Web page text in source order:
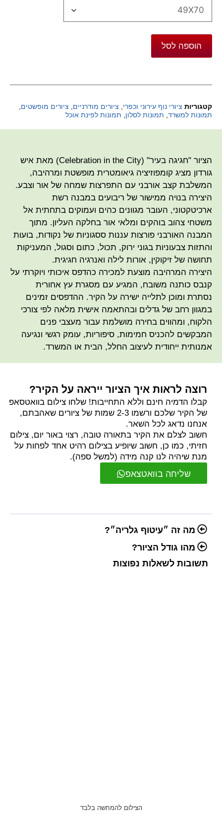
הוספה לסל
קטגוריות ציורי נוף עירוני וכפרי, ציורים מודרניים, ציורים מופשטים,
תמונות למשרד, תמונות לסלון, תמונות לפינת אוכל
הציור "חגיגה בעיר" (Celebration in the City) מאת איש
גורדון מציג קומפוזיציה גיאומטרית מופשטת ומרהיבה,
המשלבת קצב אורבני עם התפרצות שמחה של אור וצבע.
היצירה בנויה ממישור של ריבועים במבנה רשת
ארכיטקטוני, העובר מגוונים כהים ועמוקים בתחתית אל
משטחי צהוב בוהקים ומלאי אור בחלקה העליון. מתוך
המבנה האורבני פורצות עננות ססגוניות של נקודות, בועות
והתזות צבעוניות בגוני ירוק, תכול, כתום וסגול, המעניקות
תחושה של זיקוקין, אורות לילה ואנרגיה חגיגית.
היצירה המרהיבה מוצעת למכירה כהדפס איכותי ויוקרתי על
קנבס כותנה משובח, המגיע עם מסגרת עץ אחורית
נסתרת ומוכן לתלייה ישירה על הקיר. ההדפסים זמינים
במגוון רחב של גדלים ובהתאמה אישית מלאה לפי צורכי
הלקוח, ומהווים בחירה מושלמת עבור מעצבי פנים
המבקשים להכניס חמימות, סיפוריות, עומק רגשי ונגיעה
אמנותית ייחודית לעיצוב החלל, הבית או המשרד.
שליחה בוואטצאפ
רוצה לראות איך הציור ייראה על הקיר?
קבלו הדמיה חינם וללא התחייבות! שלחו צילום בוואטסאפ
של הקיר שלכם ורשמו 2-3 שמות של ציורים שאהבתם,
אנחנו נדאג לכל השאר.
חשוב לצלם את הקיר בתאורה טובה, רצוי באור יום, צילום
חזיתי, כמו כן, חשוב שיופיע בצילום רהיט אחד לפחות על
מנת שיהיה לנו קנה מידה (למשל ספה).
מה זה ״עיטוף גלריה״?
מהו גודל הציור?
תשובות לשאלות נפוצות
הצילום להמחשה בלבד